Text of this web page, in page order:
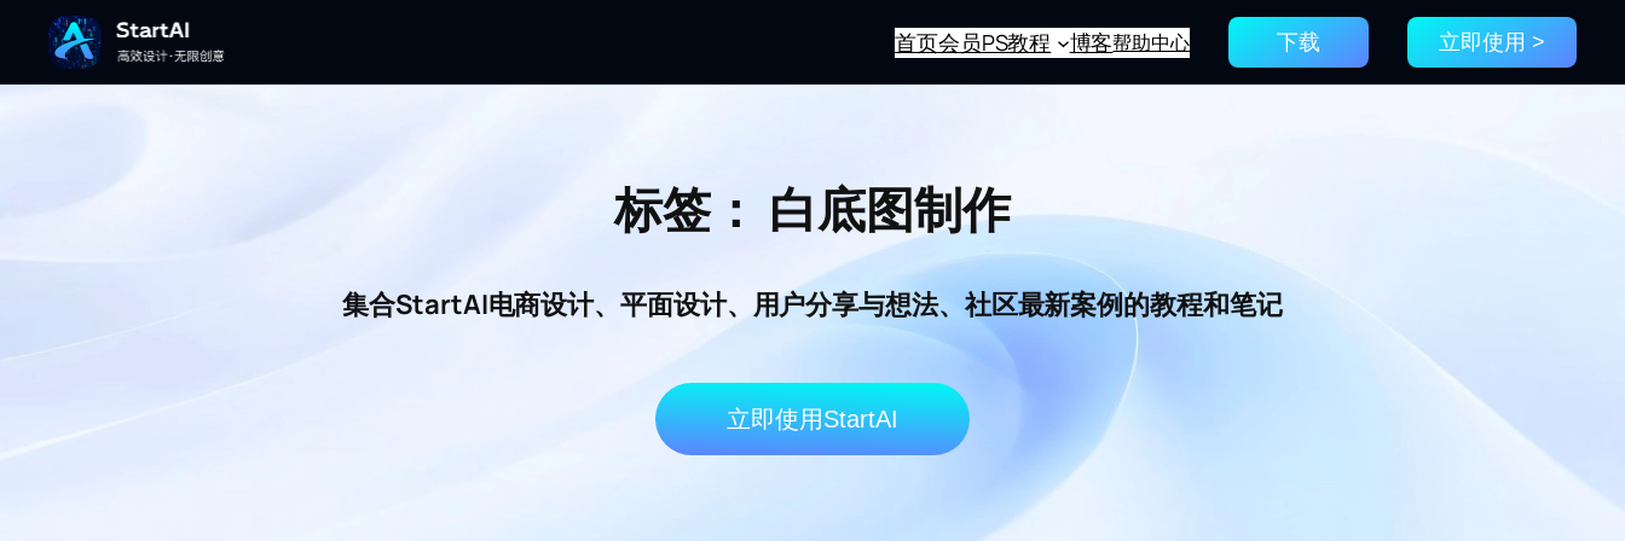
首页会员PS教程 博客帮助中心 下载 立即使用 >
标签： 白底图制作
集合StartAI电商设计、平面设计、用户分享与想法、社区最新案例的教程和笔记
立即使用StartAI